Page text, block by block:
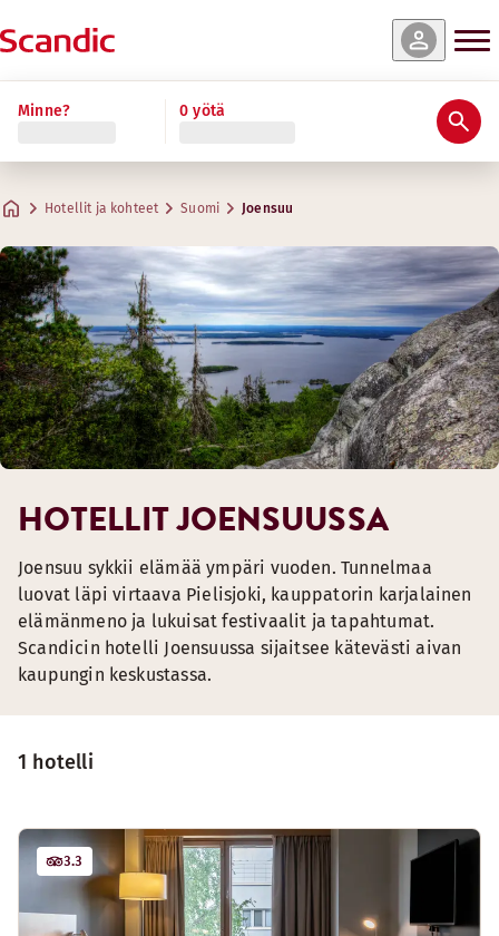
Minne? 0 yötä
Hotellit ja kohteet Suomi Joensuu
1 hotelli
3.3
HOTELLIT JOENSUUSSA
Joensuu sykkii elämää ympäri vuoden. Tunnelmaa
luovat läpi virtaava Pielisjoki, kauppatorin karjalainen
elämänmeno ja lukuisat festivaalit ja tapahtumat.
Scandicin hotelli Joensuussa sijaitsee kätevästi aivan
kaupungin keskustassa.